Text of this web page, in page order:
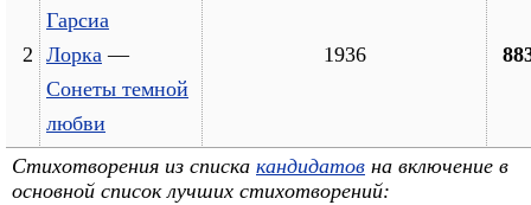
2
Гарсиа
Лорка —
Сонеты темной
любви
1936
Стихотворения из списка кандидатов на включение в
основной список лучших стихотворений: